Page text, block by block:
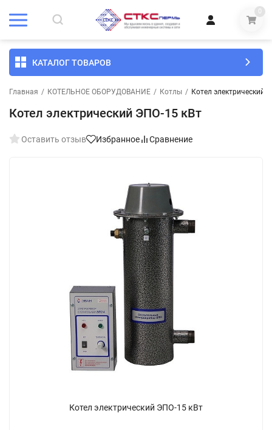
0
КАТАЛОГ ТОВАРОВ
Главная / КОТЕЛЬНОЕ ОБОРУДОВАНИЕ / Котлы / Котел электрический
Котел электрический ЭПО-15 кВт
Оставить отзыв Избранное Сравнение
Котел электрический ЭПО-15 кВт